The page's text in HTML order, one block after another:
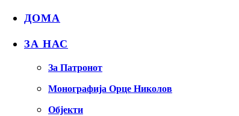
ДОМА
ЗА НАС
За Патронот
Монографија Орце Николов
Објекти